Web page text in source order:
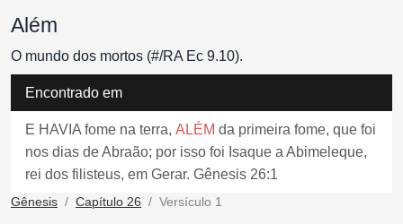
Além
O mundo dos mortos (#/RA Ec 9.10).
Encontrado em
E HAVIA fome na terra, ALÉM da primeira fome, que foi
nos dias de Abraão; por isso foi Isaque a Abimeleque,
rei dos filisteus, em Gerar. Gênesis 26:1
Gênesis Capítulo 26 Versículo 1